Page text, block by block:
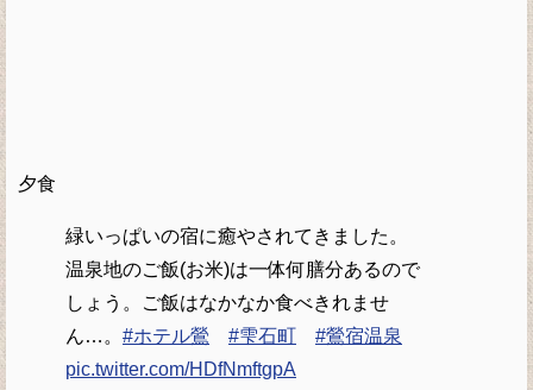
夕食
緑いっぱいの宿に癒やされてきました。
温泉地のご飯(お米)は一体何膳分あるので
しょう。ご飯はなかなか食べきれませ
ん…。 #ホテル鶯 #雫石町
#鶯宿温泉
pic.twitter.com/HDfNmftgpA